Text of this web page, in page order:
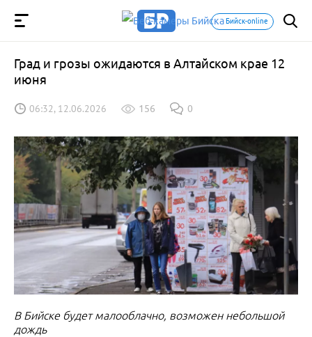
Бийск-online
Град и грозы ожидаются в Алтайском крае 12
июня
06:32, 12.06.2026 156 0
В Бийске будет малооблачно, возможен небольшой
дождь